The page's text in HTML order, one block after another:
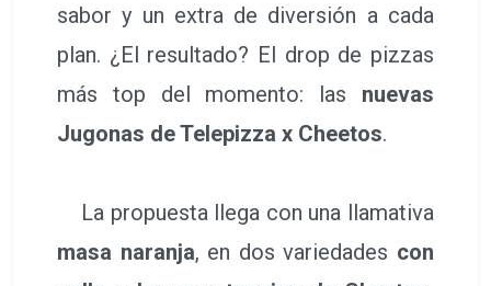
sabor y un extra de diversión a cada
plan. ¿El resultado? El drop de pizzas
más top del momento: las nuevas
Jugonas de Telepizza x Cheetos.
La propuesta llega con una llamativa
masa naranja, en dos variedades con